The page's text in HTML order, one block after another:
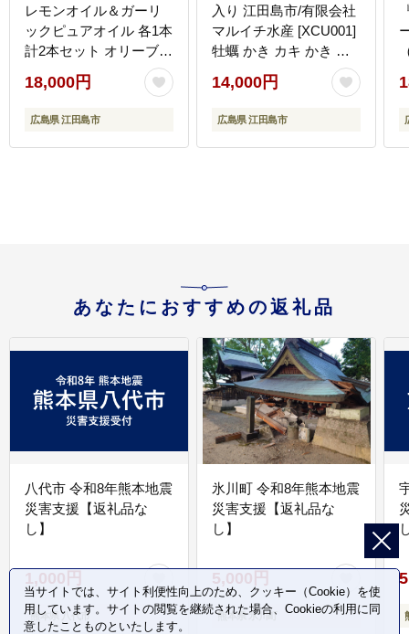
レモンオイル＆ガーリ
ックピュアオイル 各1本
計2本セット オリーブオ
イル 調味料 油 江田島
市/リベラグループ株式
会社 [XAJ090] オリーブ
18,000円
広島県 江田島市
入り 江田島市/有限会社
マルイチ水産 [XCU001]
牡蠣 かき カキ かき 海
鮮 和食 海産物 広島県産
14,000円
広島県 江田島市
あなたにおすすめの返礼品
八代市 令和8年熊本地震
災害支援【返礼品な
し】
1,000円
熊本県 八代市
氷川町 令和8年熊本地震
災害支援【返礼品な
し】
5,000円
熊本県 氷川町
当サイトでは、サイト利便性向上のため、クッキー（Cookie）を使
用しています。サイトの閲覧を継続された場合、Cookieの利用に同
意したことものといたします。